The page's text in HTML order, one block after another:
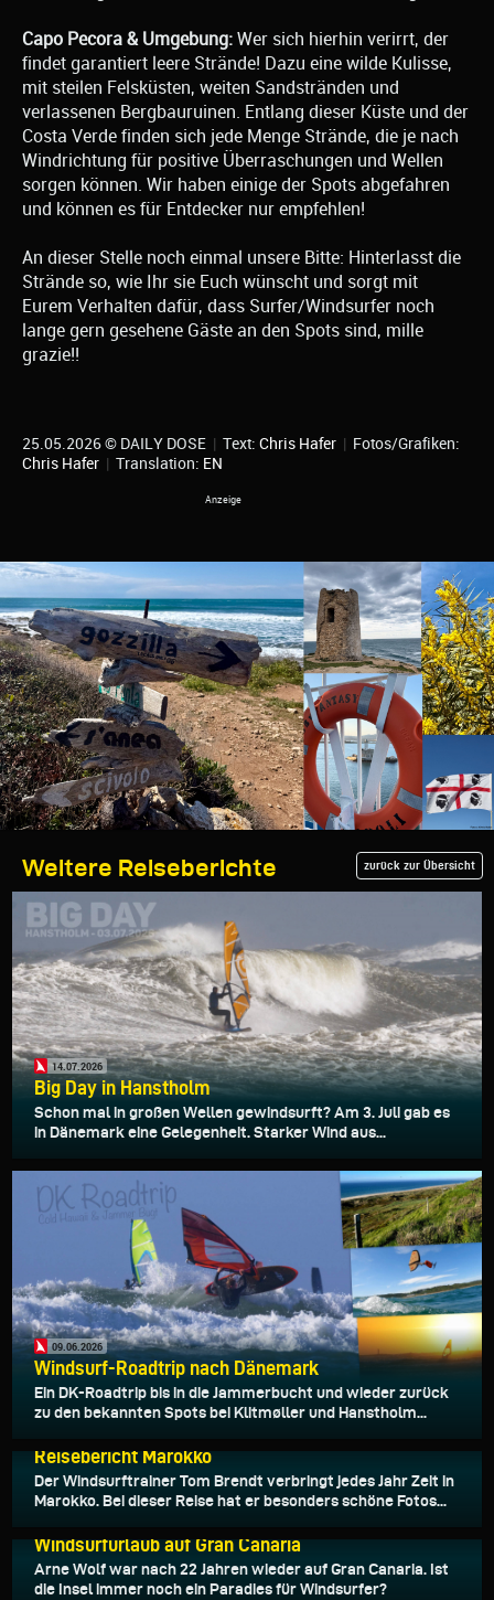
Capo Pecora & Umgebung: Wer sich hierhin verirrt, der
findet garantiert leere Strände! Dazu eine wilde Kulisse,
mit steilen Felsküsten, weiten Sandstränden und
verlassenen Bergbauruinen. Entlang dieser Küste und der
Costa Verde finden sich jede Menge Strände, die je nach
Windrichtung für positive Überraschungen und Wellen
sorgen können. Wir haben einige der Spots abgefahren
und können es für Entdecker nur empfehlen!
An dieser Stelle noch einmal unsere Bitte: Hinterlasst die
Strände so, wie Ihr sie Euch wünscht und sorgt mit
Eurem Verhalten dafür, dass Surfer/Windsurfer noch
lange gern gesehene Gäste an den Spots sind, mille
grazie!!
25.05.2026 © DAILY DOSE | Text: Chris Hafer | Fotos/Grafiken:
Chris Hafer | Translation: EN
Weitere Reiseberichte zurück zur Übersicht
14.07.2026
Big Day in Hanstholm
Schon mal in großen Wellen gewindsurft? Am 3. Juli gab es
in Dänemark eine Gelegenheit. Starker Wind aus...
09.06.2026
Windsurf-Roadtrip nach Dänemark
Ein DK-Roadtrip bis in die Jammerbucht und wieder zurück
zu den bekannten Spots bei Klitmøller und Hanstholm...
Reisebericht Marokko
Der Windsurftrainer Tom Brendt verbringt jedes Jahr Zeit in
Marokko. Bei dieser Reise hat er besonders schöne Fotos...
Windsurfurlaub auf Gran Canaria
Arne Wolf war nach 22 Jahren wieder auf Gran Canaria. Ist
die Insel immer noch ein Paradies für Windsurfer?